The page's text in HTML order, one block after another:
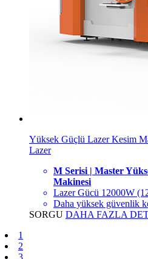
Yüksek Güçlü Lazer Kesim
Lazer
M Serisi | Master
Makinesi
Lazer Gücü 12000W
Daha yüksek güvenlik
SORGU DAHA FAZLA
1
2